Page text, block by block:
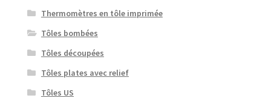
Thermomètres en tôle imprimée
Tôles bombées
Tôles découpées
Tôles plates avec relief
Tôles US